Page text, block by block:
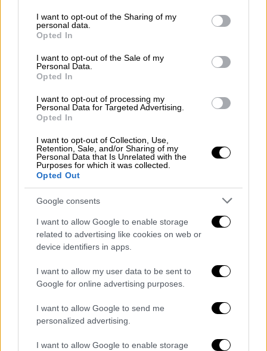
not limited to your visit or usage behaviour. You may click to
grant or deny consent to Google and its third-party tags to
use your data for below specified purposes in below Google
consent section.
I want to opt-out of the Sharing of my
personal data.
Opted In
I want to opt-out of the Sale of my
Personal Data.
Opted In
I want to opt-out of processing my
Personal Data for Targeted Advertising.
Opted In
I want to opt-out of Collection, Use,
Retention, Sale, and/or Sharing of my
Personal Data that Is Unrelated with the
Purposes for which it was collected.
Opted Out
Google consents
I want to allow Google to enable storage
related to advertising like cookies on web or
device identifiers in apps.
I want to allow my user data to be sent to
Google for online advertising purposes.
I want to allow Google to send me
personalized advertising.
I want to allow Google to enable storage
«Για την Ελλάδα που μάς αξίζει»
Ο βουλευτής Χανίων τουΣΥΡΙΖΑ
με μία
ανάρτηση στα social media ενημέρωσε τους
ακολούθους του ότι, την Κυριακή (29/09), θα
μιλήσει στο Εμπορικό Επιμελητήριο της
πόλης.
«Σας περιμένω όλους. Για τον ΣΥΡΙΖΑ που
θέλουμε, για την Ελλάδα που μάς αξίζει»,
έγραψε ο Παύλος Πολάκης
ΞΕΚΙΝΑΜΕ!!
Την Κυριακη 29/9 στα Χανια στο ΕΒΕ
Σας περιμενω ολους !
Για τον ΣΥΡΙΖΑ που θέλουμε για την
ΕΛΛΑΔΑ που μας αξιζει !
pic.twitter.com/DEq8aRSyZl
— Παυλος Πολακης (@pavpol2222)
September 24, 2024